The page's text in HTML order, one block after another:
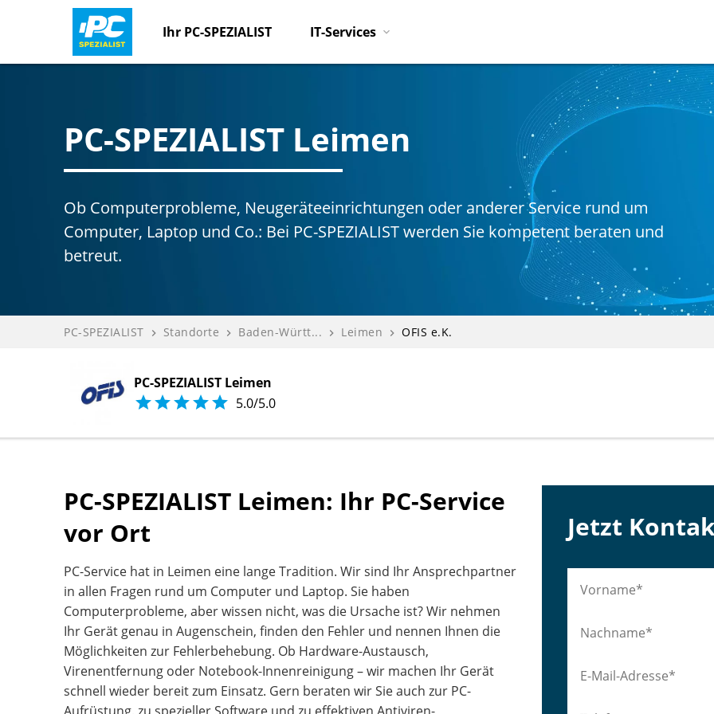
Ihr PC-SPEZIALIST IT-Services
PC-SPEZIALIST Leimen
Ob Computerprobleme, Neugeräteeinrichtungen oder anderer Service rund um
Computer, Laptop und Co.: Bei PC-SPEZIALIST werden Sie kompetent beraten und
betreut.
PC-SPEZIALIST navigate_next Standorte navigate_next Baden-Württ... navigate_next Leimen navigate_next OFIS e.K.
PC-SPEZIALIST Leimen
 5.0/5.0
PC-SPEZIALIST Leimen: Ihr PC-Service
vor Ort
PC-Service hat in Leimen eine lange Tradition. Wir sind Ihr Ansprechpartner
in allen Fragen rund um Computer und Laptop. Sie haben
Computerprobleme, aber wissen nicht, was die Ursache ist? Wir nehmen
Ihr Gerät genau in Augenschein, finden den Fehler und nennen Ihnen die
Möglichkeiten zur Fehlerbehebung. Ob Hardware-Austausch,
Virenentfernung oder Notebook-Innenreinigung – wir machen Ihr Gerät
schnell wieder bereit zum Einsatz. Gern beraten wir Sie auch zur PC-
Jetzt